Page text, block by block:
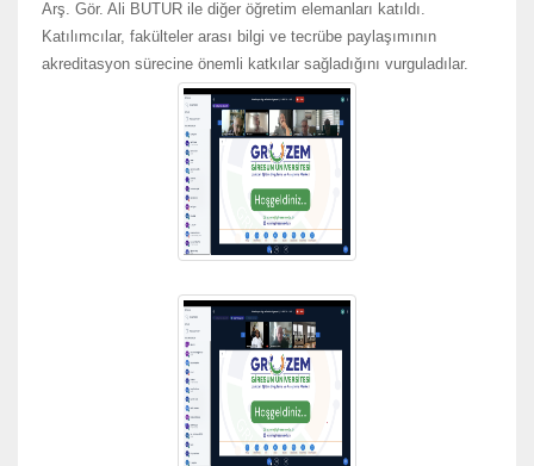
Arş. Gör. Ali BUTUR ile diğer öğretim elemanları katıldı.
Katılımcılar, fakülteler arası bilgi ve tecrübe paylaşımının
akreditasyon sürecine önemli katkılar sağladığını vurguladılar.